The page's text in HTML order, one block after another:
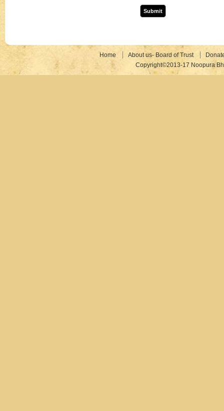
Home About us- Board of Trust
Copyright©2013-17 Noopura